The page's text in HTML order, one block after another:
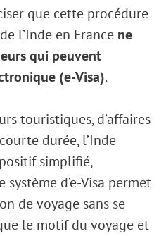
que cette procédure
l’Inde en France ne
qui peuvent
(e-Visa).
touristiques, d’affaires
durée, l’Inde
simplifié,
d’e-Visa permet
de voyage sans se
le motif du voyage et